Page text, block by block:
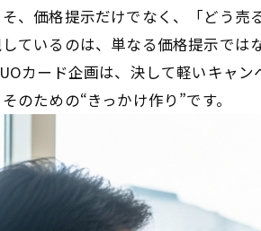
、価格提示だけでなく、「どう
ているのは、単なる価格提示で
カード企画は、決して軽いキャ
のための“きっかけ作り”です。